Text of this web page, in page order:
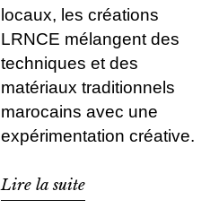
locaux, les créations
LRNCE mélangent des
techniques et des
matériaux traditionnels
marocains avec une
expérimentation créative.
Lire la suite